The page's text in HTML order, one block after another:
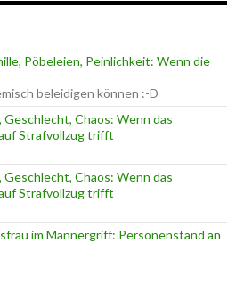
Pöbeleien, Peinlichkeit: Wenn die
beleidigen können :-D
Geschlecht, Chaos: Wenn das
Strafvollzug trifft
Geschlecht, Chaos: Wenn das
Strafvollzug trifft
im Männergriff: Personenstand an